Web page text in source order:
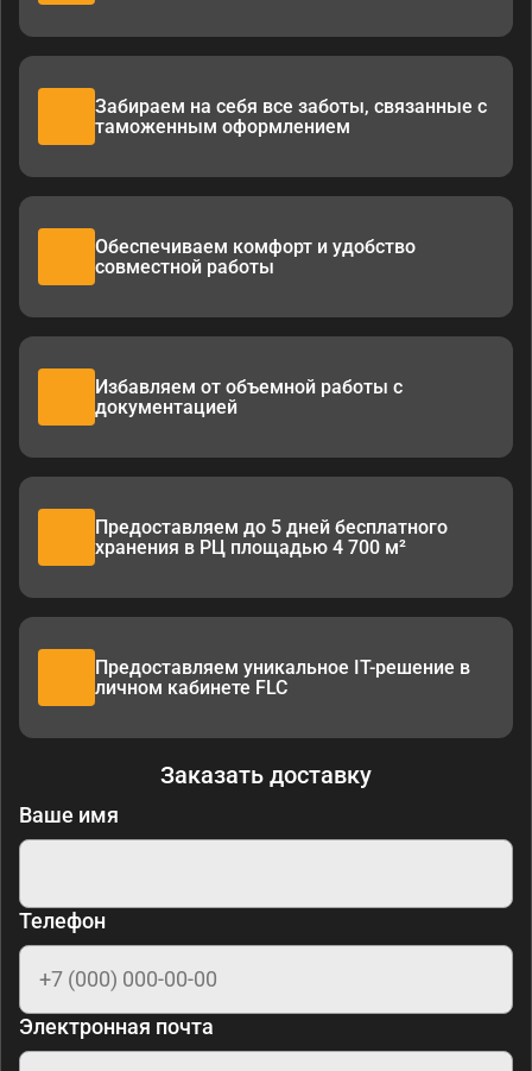
Заказать доставку
Ваше имя
Телефон
Электронная почта
Забираем на себя все заботы, связанные с
таможенным оформлением
Обеспечиваем комфорт и удобство
совместной работы
Избавляем от объемной работы с
документацией
Предоставляем до 5 дней бесплатного
хранения в РЦ площадью 4 700 м²
Предоставляем уникальное IT-решение в
личном кабинете FLC